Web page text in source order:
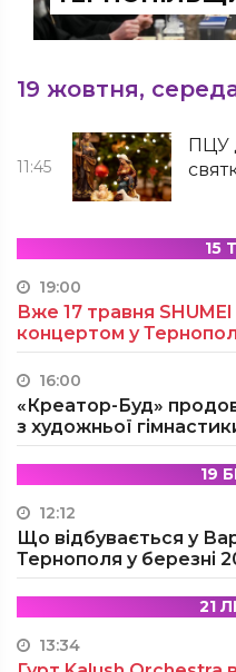
19 жовтня,
11:45
ПЦУ
15
19:00
Вже 17 травня
концертом у
16:00
«Креатор-Буд»
з художньої
19
12:12
Що відбувається у
Тернополя у березні
21
13:34